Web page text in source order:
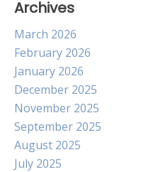
Archives
March 2026
February 2026
January 2026
December 2025
November 2025
September 2025
August 2025
July 2025